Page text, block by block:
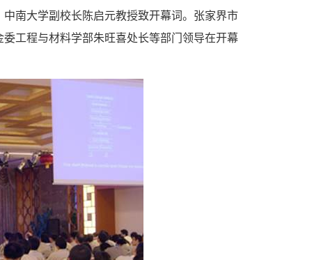
南大学副校长陈启元教授致开幕词。张家界市
工程与材料学部朱旺喜处长等部门领导在开幕